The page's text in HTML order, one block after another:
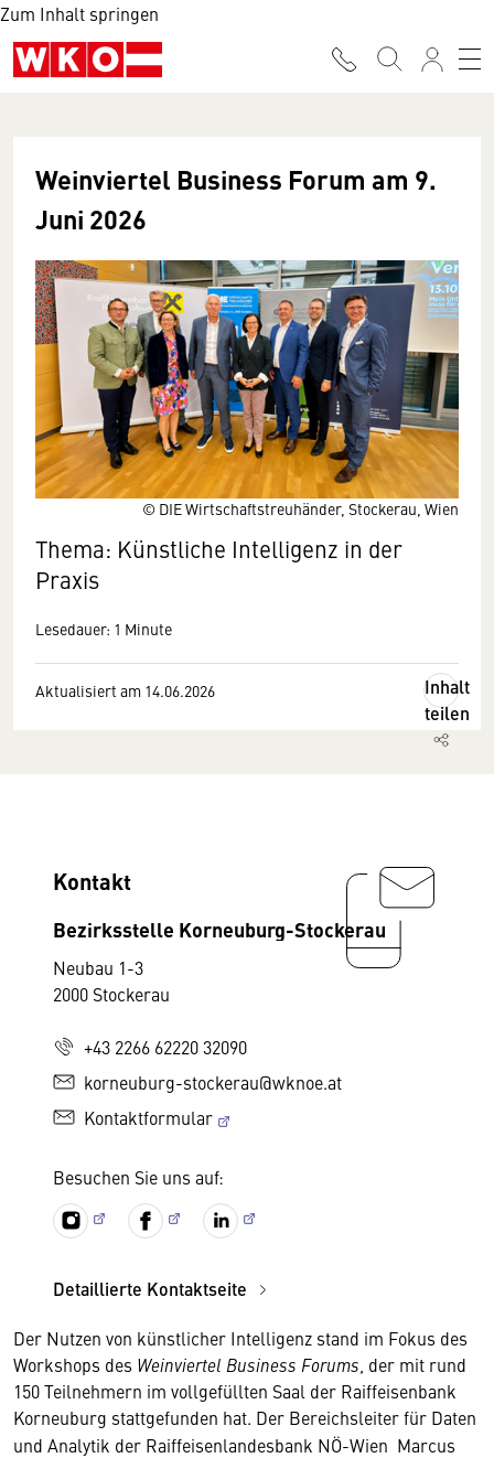
Zum Inhalt springen
© DIE Wirtschaftstreuhänder, Stockerau, Wien
Weinviertel Business Forum am 9.
Juni 2026
Thema: Künstliche Intelligenz in der
Praxis
Lesedauer: 1 Minute
Aktualisiert am 14.06.2026
Inhalt
teilen
Kontakt
Bezirksstelle Korneuburg-Stockerau
Neubau 1-3
2000 Stockerau
+43 2266 62220 32090
korneuburg-stockerau@wknoe.at
Kontaktformular
Besuchen Sie uns auf:
Detaillierte Kontaktseite
Der Nutzen von künstlicher Intelligenz stand im Fokus des
Workshops des Weinviertel Business Forums , der mit rund
150 Teilnehmern im vollgefüllten Saal der Raiffeisenbank
Korneuburg stattgefunden hat. Der Bereichsleiter für Daten
und Analytik der Raiffeisenlandesbank NÖ-Wien Marcus